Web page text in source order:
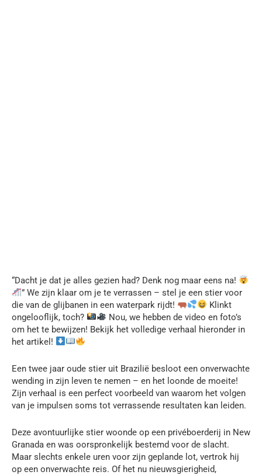
“Dacht je dat je alles gezien had? Denk nog maar eens na!
” We zijn klaar om je te verrassen – stel je een stier voor
die van de glijbanen in een waterpark rijdt!
Klinkt
ongelooflijk, toch?
Nou, we hebben de video en foto’s
om het te bewijzen! Bekijk het volledige verhaal hieronder in
het artikel!
Een twee jaar oude stier uit Brazilië besloot een onverwachte
wending in zijn leven te nemen – en het loonde de moeite!
Zijn verhaal is een perfect voorbeeld van waarom het volgen
van je impulsen soms tot verrassende resultaten kan leiden.
Deze avontuurlijke stier woonde op een privéboerderij in New
Granada en was oorspronkelijk bestemd voor de slacht.
Maar slechts enkele uren voor zijn geplande lot, vertrok hij
op een onverwachte reis. Of het nu nieuwsgierigheid,